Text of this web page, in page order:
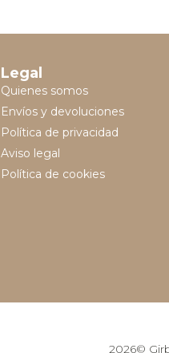
Legal
Quienes somos
Envíos y devoluciones
Política de privacidad
Aviso legal
Política de cookies
2026©